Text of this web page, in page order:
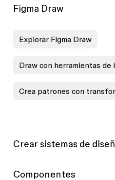
Figma Draw
Explorar Figma Draw
Draw con herramientas de
Crea patrones con
Crear sistemas de
Componentes